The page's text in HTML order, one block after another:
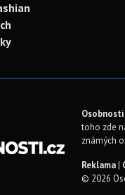
toho zde
známých
Reklama|
© 2026